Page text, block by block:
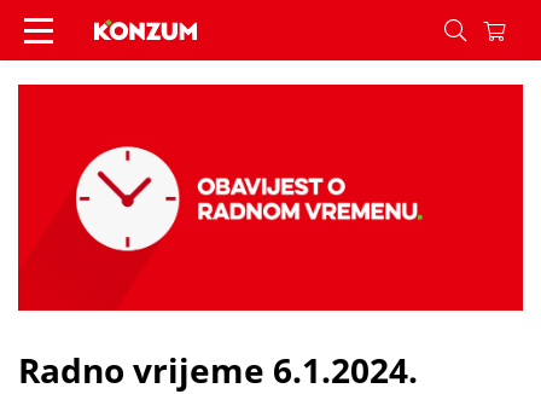
Radno vrijeme 6.1.2024. - Vijesti - Konzum
Radno vrijeme 6.1.2024.